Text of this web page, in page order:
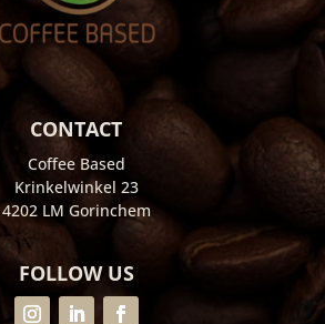
CONTACT
Coffee Based
Krinkelwinkel 23
4202 LM Gorinchem
FOLLOW US